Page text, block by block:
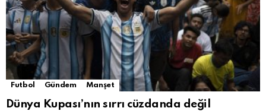
Futbol Gündem Manşet
Dünya Kupası’nın sırrı cüzdanda değil